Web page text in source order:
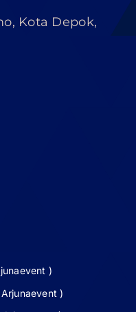
Kota Depok,
)
)